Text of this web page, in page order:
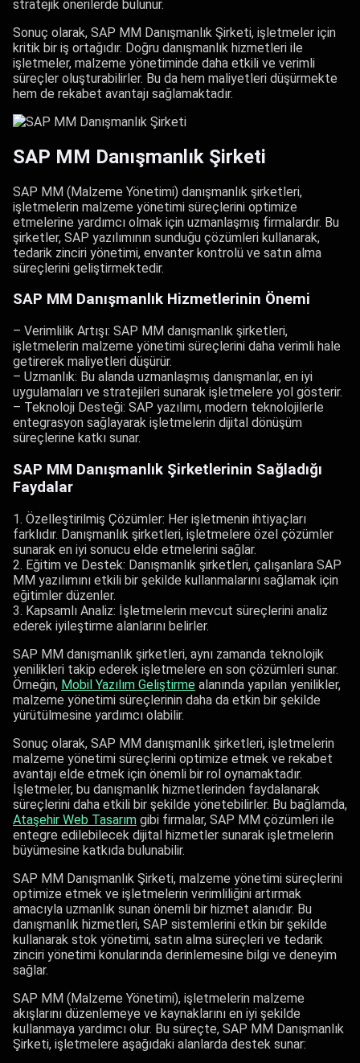
stratejik önerilerde bulunur.
Sonuç olarak, SAP MM Danışmanlık Şirketi, işletmeler için
kritik bir iş ortağıdır. Doğru danışmanlık hizmetleri ile
işletmeler, malzeme yönetiminde daha etkili ve verimli
süreçler oluşturabilirler. Bu da hem maliyetleri düşürmekte
hem de rekabet avantajı sağlamaktadır.
SAP MM Danışmanlık Şirketi
SAP MM (Malzeme Yönetimi) danışmanlık şirketleri,
işletmelerin malzeme yönetimi süreçlerini optimize
etmelerine yardımcı olmak için uzmanlaşmış firmalardır. Bu
şirketler, SAP yazılımının sunduğu çözümleri kullanarak,
tedarik zinciri yönetimi, envanter kontrolü ve satın alma
süreçlerini geliştirmektedir.
SAP MM Danışmanlık Hizmetlerinin Önemi
– Verimlilik Artışı: SAP MM danışmanlık şirketleri,
işletmelerin malzeme yönetimi süreçlerini daha verimli hale
getirerek maliyetleri düşürür.
– Uzmanlık: Bu alanda uzmanlaşmış danışmanlar, en iyi
uygulamaları ve stratejileri sunarak işletmelere yol gösterir.
– Teknoloji Desteği: SAP yazılımı, modern teknolojilerle
entegrasyon sağlayarak işletmelerin dijital dönüşüm
süreçlerine katkı sunar.
SAP MM Danışmanlık Şirketlerinin Sağladığı
Faydalar
1. Özelleştirilmiş Çözümler: Her işletmenin ihtiyaçları
farklıdır. Danışmanlık şirketleri, işletmelere özel çözümler
sunarak en iyi sonucu elde etmelerini sağlar.
2. Eğitim ve Destek: Danışmanlık şirketleri, çalışanlara SAP
MM yazılımını etkili bir şekilde kullanmalarını sağlamak için
eğitimler düzenler.
3. Kapsamlı Analiz: İşletmelerin mevcut süreçlerini analiz
ederek iyileştirme alanlarını belirler.
SAP MM danışmanlık şirketleri, aynı zamanda teknolojik
yenilikleri takip ederek işletmelere en son çözümleri sunar.
Örneğin, Mobil Yazılım Geliştirme alanında yapılan yenilikler,
malzeme yönetimi süreçlerinin daha da etkin bir şekilde
yürütülmesine yardımcı olabilir.
Sonuç olarak, SAP MM danışmanlık şirketleri, işletmelerin
malzeme yönetimi süreçlerini optimize etmek ve rekabet
avantajı elde etmek için önemli bir rol oynamaktadır.
İşletmeler, bu danışmanlık hizmetlerinden faydalanarak
süreçlerini daha etkili bir şekilde yönetebilirler. Bu bağlamda,
Ataşehir Web Tasarım gibi firmalar, SAP MM çözümleri ile
entegre edilebilecek dijital hizmetler sunarak işletmelerin
büyümesine katkıda bulunabilir.
SAP MM Danışmanlık Şirketi, malzeme yönetimi süreçlerini
optimize etmek ve işletmelerin verimliliğini artırmak
amacıyla uzmanlık sunan önemli bir hizmet alanıdır. Bu
danışmanlık hizmetleri, SAP sistemlerini etkin bir şekilde
kullanarak stok yönetimi, satın alma süreçleri ve tedarik
zinciri yönetimi konularında derinlemesine bilgi ve deneyim
sağlar.
SAP MM (Malzeme Yönetimi), işletmelerin malzeme
akışlarını düzenlemeye ve kaynaklarını en iyi şekilde
kullanmaya yardımcı olur. Bu süreçte, SAP MM Danışmanlık
Şirketi, işletmelere aşağıdaki alanlarda destek sunar: